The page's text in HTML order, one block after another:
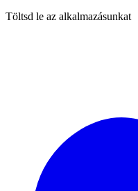
Töltsd le az alkalmazásunkat